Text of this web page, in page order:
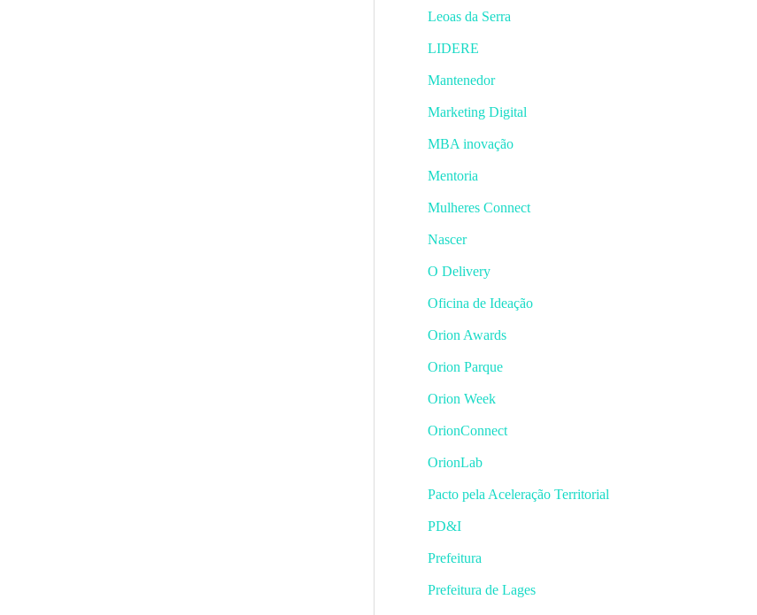
Leoas da Serra
LIDERE
Mantenedor
Marketing Digital
MBA inovação
Mentoria
Mulheres Connect
Nascer
O Delivery
Oficina de Ideação
Orion Awards
Orion Parque
Orion Week
OrionConnect
OrionLab
Pacto pela Aceleração Territorial
PD&I
Prefeitura
Prefeitura de Lages